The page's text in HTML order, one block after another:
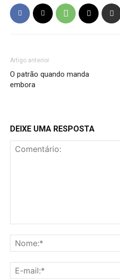
Artigo anterior
O patrão quando manda
embora
DEIXE UMA RESPOSTA